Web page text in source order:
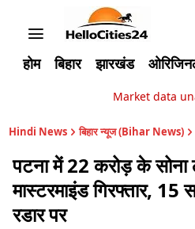
होम बिहार झारखंड
Market data
Hindi News बिहार न्यूज (Bihar News)
पटना में 22 करोड़ के
मास्टरमाइंड गिरफ्तार,
रडार पर